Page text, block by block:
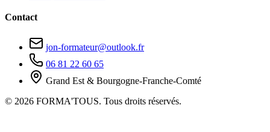
Contact
jon-formateur@outlook.fr
06 81 22 60 65
Grand Est & Bourgogne-Franche-Comté
© 2026 FORMA'TOUS. Tous droits réservés.